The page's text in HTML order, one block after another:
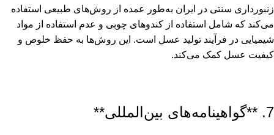
زنبورداری سنتی در ایران به‌طور عمده از روش‌های طبیعی استفاده
می‌کند که شامل استفاده از کندوهای چوبی و عدم استفاده از مواد
شیمیایی در فرآیند تولید عسل است. این روش‌ها به حفظ خلوص و
کیفیت عسل کمک می‌کند.
7. **گواهینامه‌های بین‌المللی**